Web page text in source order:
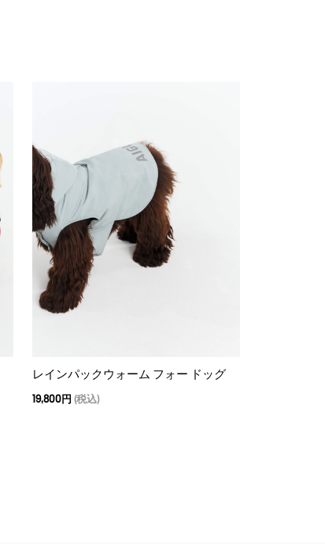
レインパックウォーム フォー ドッグ
19,800円 (税込)